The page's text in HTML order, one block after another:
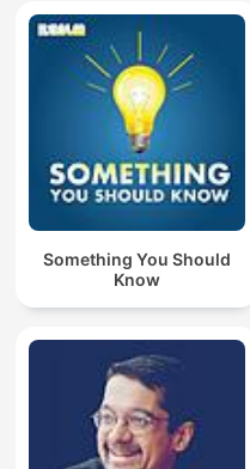
Something You Should
Know